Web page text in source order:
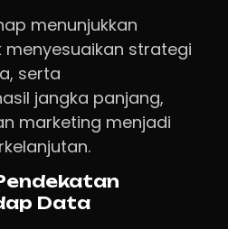
menunjukkan
strategi
serta
jangka panjang,
marketing menjadi
Data